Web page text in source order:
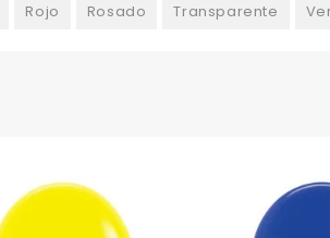
Rojo Rosado Transparente